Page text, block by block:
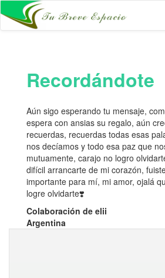
Recordándote
Aún sigo esperando tu mensaje,
espera con ansias su regalo, aún
recuerdas, recuerdas todas esas
nos decíamos y todo esa paz que
mutuamente, carajo no logro
difícil arrancarte de mi corazón,
importante para mí, mi amor, ojalá
logre olvidarte❣️
Colaboración de elii
Argentina